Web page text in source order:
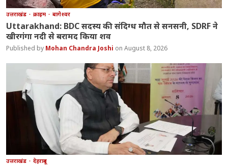
उत्तराखंड क्राइम बागेश्वर
Uttarakhand: BDC सदस्य की संदिग्ध मौत से सनसनी, SDRF ने
खीरगंगा नदी से बरामद किया शव
Mohan Chandra Joshi August 8, 2026
उत्तराखंड देहरादून